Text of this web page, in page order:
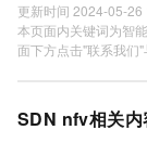
更新时间 2024-05-26
本页面内关键词为智
面下方点击"联系我们"
SDN nfv相关内